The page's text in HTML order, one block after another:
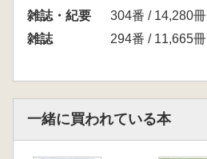
雑誌・紀要
304番 / 14,280冊
雑誌
294番 / 11,665冊
一緒に買われている本